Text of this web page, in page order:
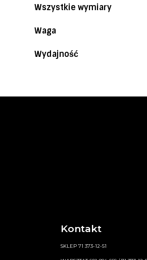
Wszystkie wymiary
Waga
Wydajność
Kontakt
SKLEP 71 373-12-51